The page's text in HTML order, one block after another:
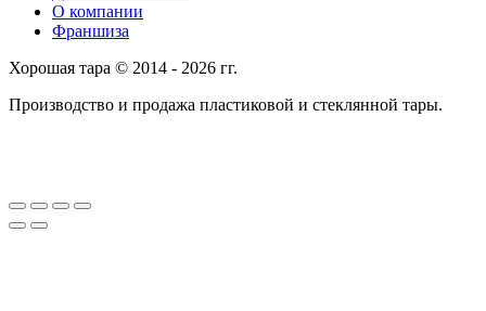
О компании
Франшиза
Хорошая тара © 2014 - 2026 гг.
Производство и продажа пластиковой и стеклянной тары.